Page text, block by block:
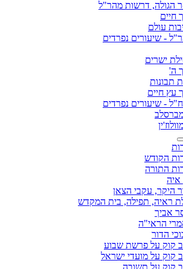
הגולה, דרשות מהר"ל
חיים
עולם
- שיעורים נפרדים
ישרים
ה'
תבונות
עץ חיים
- שיעורים נפרדים
הקודש
התורה
איה
היקר, עקבי הצאן
ראיה, תפילה, בית המקדש
אביך
הראי"ה
הדור
קוק על פרשת שבוע
קוק על מועדי ישראל
קוק על תשובה